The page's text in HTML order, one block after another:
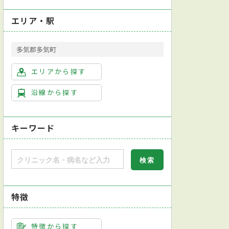
エリア・駅
多気郡多気町
エリアから探す
沿線から探す
キーワード
特徴
特徴から探す